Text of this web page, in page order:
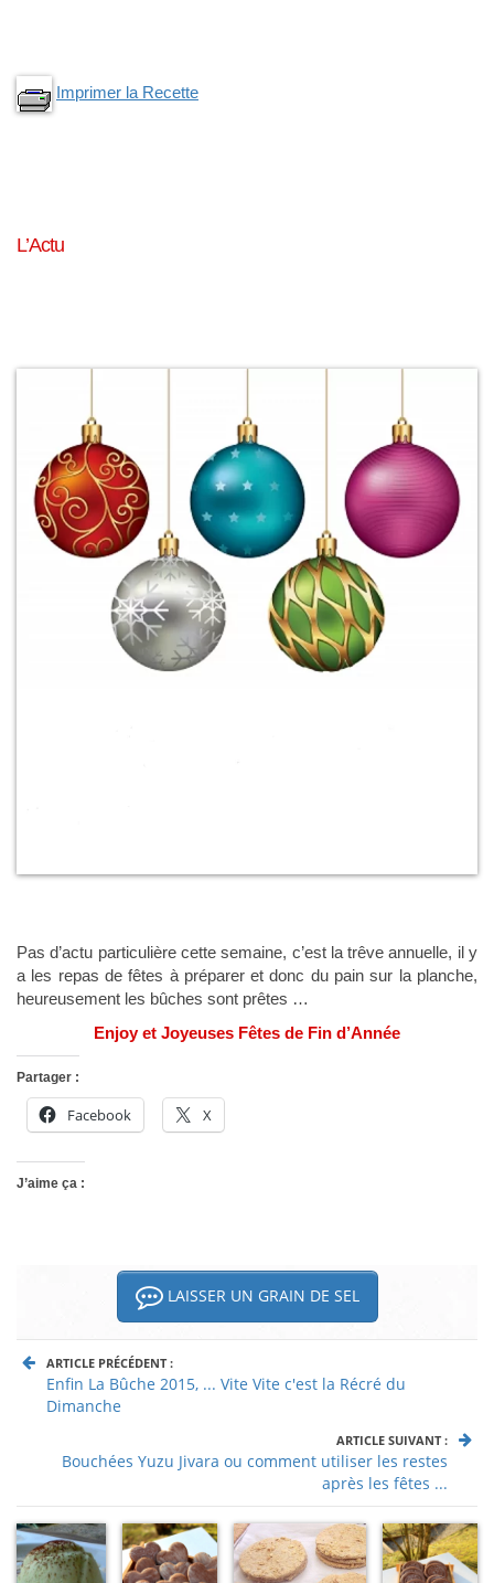
Imprimer la Recette
L’Actu
Pas d’actu particulière cette semaine, c’est la trêve annuelle, il y
a les repas de fêtes à préparer et donc du pain sur la planche,
heureusement les bûches sont prêtes …
Enjoy et Joyeuses Fêtes de Fin d’Année
Partager :
Facebook X
J’aime ça :
LAISSER UN GRAIN DE SEL
ARTICLE PRÉCÉDENT :
Enfin La Bûche 2015, ... Vite Vite c'est la Récré du
Dimanche
ARTICLE SUIVANT :
Bouchées Yuzu Jivara ou comment utiliser les restes
après les fêtes ...